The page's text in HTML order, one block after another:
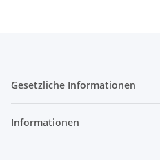
Gesetzliche Informationen
Informationen